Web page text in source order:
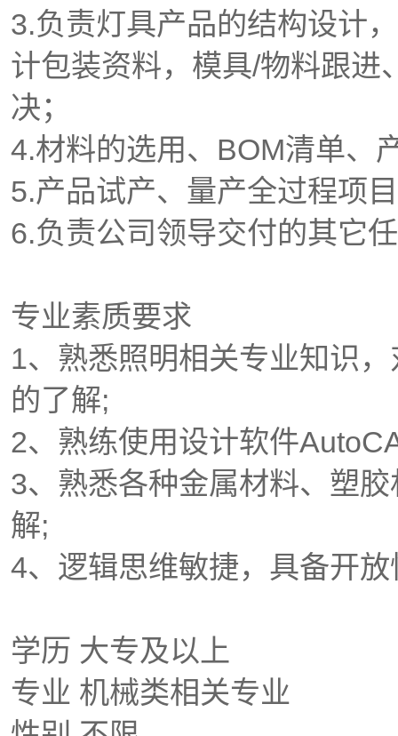
3.负责灯具产品的结构设计
计包装资料，模具/物料跟进
决；
4.材料的选用、BOM清单
5.产品试产、量产全过程项
6.负责公司领导交付的其它
专业素质要求
1、熟悉照明相关专业知识
的了解;
2、熟练使用设计软件
3、熟悉各种金属材料、塑
解;
4、逻辑思维敏捷，具备开
学历 大专及以上
专业 机械类相关专业